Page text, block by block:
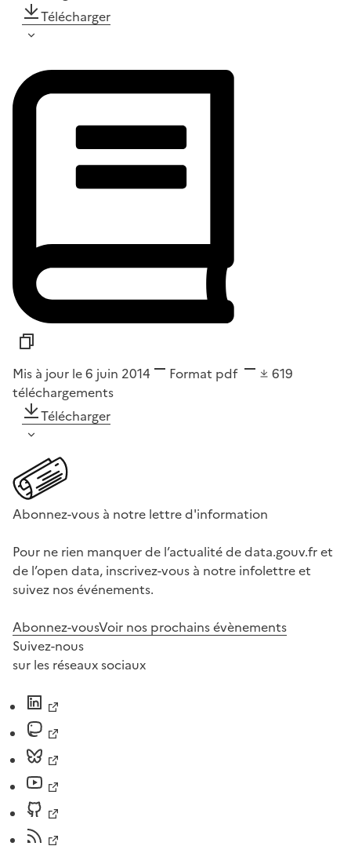
Télécharger
Mis à jour le 6 juin 2014 Format pdf
619
téléchargements
Télécharger
Abonnez-vous à notre lettre d'information
Pour ne rien manquer de l’actualité de data.gouv.fr et
de l’open data, inscrivez-vous à notre infolettre et
suivez nos événements.
Abonnez-vousVoir nos prochains évènements
Suivez-nous
sur les réseaux sociaux